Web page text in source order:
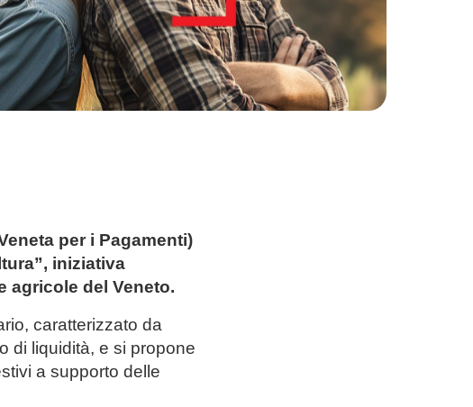
per i Pagamenti)
iniziativa
agricole del Veneto.
caratterizzato da
di liquidità, e si propone
a supporto delle